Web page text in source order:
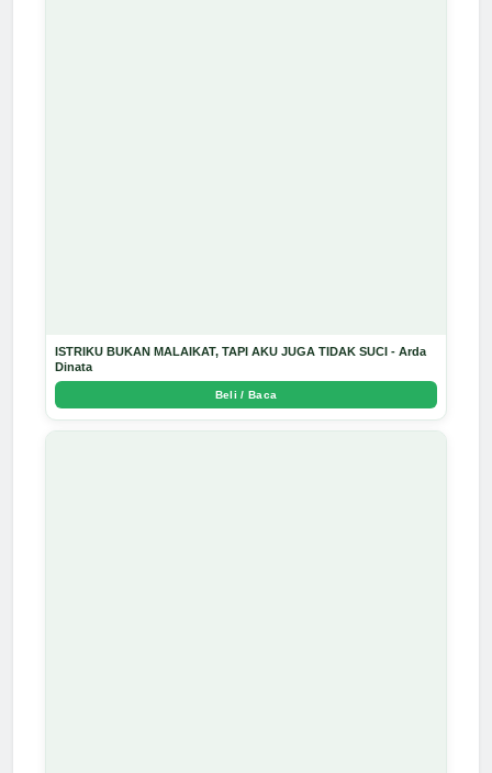
ISTRIKU BUKAN MALAIKAT, TAPI AKU JUGA TIDAK SUCI - Arda
Dinata
Beli / Baca